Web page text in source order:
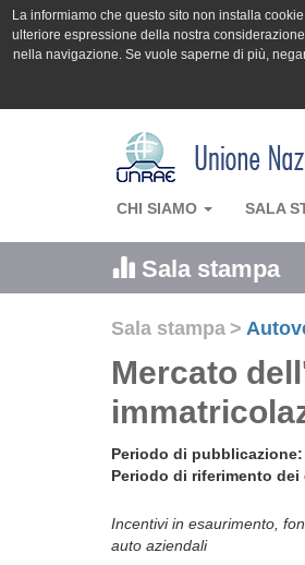
La informiamo che questo sito non installa
ulteriore espressione della nostra
nella navigazione. Se vuole saperne di più,
CHI SIAMO SALA
Sala stampa
Sala stampa >
Mercato
Periodo di pubblicazione:
Periodo di riferimento dei
Incentivi in esaurimento,
auto aziendali